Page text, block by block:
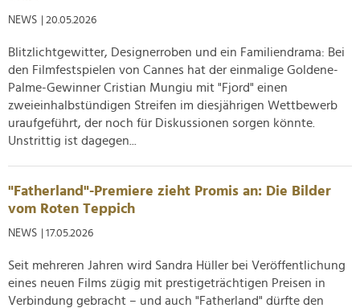
NEWS | 20.05.2026
Blitzlichtgewitter, Designerroben und ein Familiendrama: Bei
den Filmfestspielen von Cannes hat der einmalige Goldene-
Palme-Gewinner Cristian Mungiu mit "Fjord" einen
zweieinhalbstündigen Streifen im diesjährigen Wettbewerb
uraufgeführt, der noch für Diskussionen sorgen könnte.
Unstrittig ist dagegen...
"Fatherland"-Premiere zieht Promis an: Die Bilder
vom Roten Teppich
NEWS | 17.05.2026
Seit mehreren Jahren wird Sandra Hüller bei Veröffentlichung
eines neuen Films zügig mit prestigeträchtigen Preisen in
Verbindung gebracht – und auch "Fatherland" dürfte den